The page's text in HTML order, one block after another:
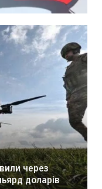
через
доларів